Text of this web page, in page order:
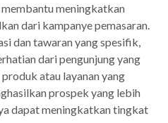
membantu meningkatkan
dari kampanye pemasaran.
dan tawaran yang spesifik,
dari pengunjung yang
atau layanan yang
prospek yang lebih
dapat meningkatkan tingkat